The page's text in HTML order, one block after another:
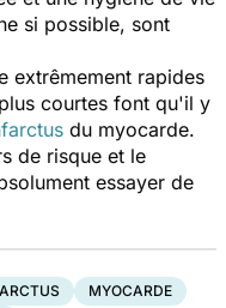
si possible, sont
extrêmement rapides
courtes font qu'il y
du myocarde.
de risque et le
essayer de
MYOCARDE